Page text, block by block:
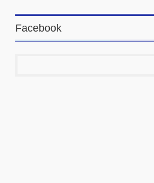
Facebook